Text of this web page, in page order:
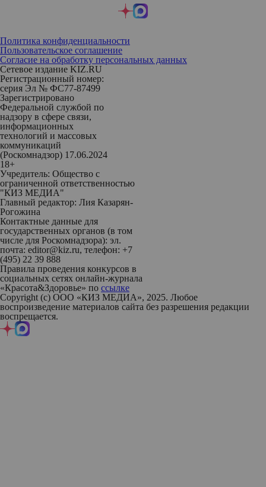
Политика конфиденциальности
Пользовательское соглашение
Согласие на обработку персональных данных
Сетевое издание KIZ.RU
Регистрационный номер:
серия Эл № ФС77-87499
Зарегистрировано
Федеральной службой по
надзору в сфере связи,
информационных
технологий и массовых
коммуникаций
(Роскомнадзор) 17.06.2024
18+
Учредитель: Общество с
ограниченной ответственностью
"КИЗ МЕДИА"
Главный редактор: Лия Казарян-
Рогожина
Контактные данные для
государственных органов (в том
числе для Роскомнадзора): эл.
почта: editor@kiz.ru, телефон: +7
(495) 22 39 888
Правила проведения конкурсов в
социальных сетях онлайн-журнала
«Красота&Здоровье» по ссылке
Copyright (с) ООО «КИЗ МЕДИА», 2025. Любое
воспроизведение материалов сайта без разрешения редакции
воспрещается.